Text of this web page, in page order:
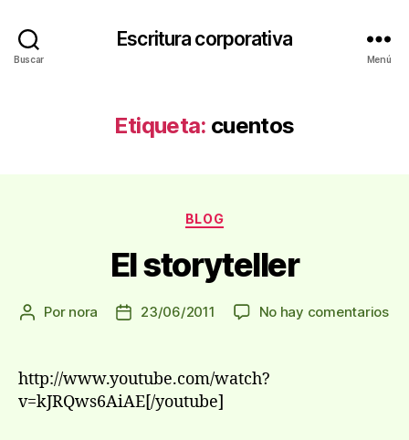
Buscar
Escritura corporativa
Menú
Etiqueta: cuentos
Categorías
BLOG
El storyteller
Autor
entrada
Por nora
Fecha
entrada
23/06/2011 No hay comentariosen
http://www.youtube.com/watch?
v=kJRQws6AiAE[/youtube]